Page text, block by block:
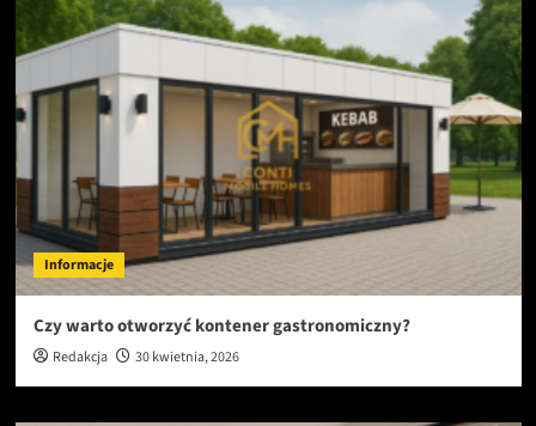
Informacje
Czy warto otworzyć kontener gastronomiczny?
Redakcja 30 kwietnia, 2026